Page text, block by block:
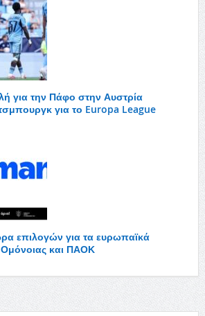
για την Πάφο στην Αυστρία
για το Europa League
επιλογών για τα ευρωπαϊκά
και ΠΑΟΚ